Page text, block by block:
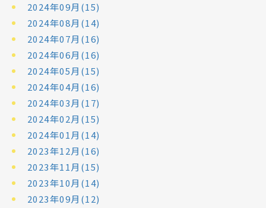
2024年09月(15)
2024年08月(14)
2024年07月(16)
2024年06月(16)
2024年05月(15)
2024年04月(16)
2024年03月(17)
2024年02月(15)
2024年01月(14)
2023年12月(16)
2023年11月(15)
2023年10月(14)
2023年09月(12)